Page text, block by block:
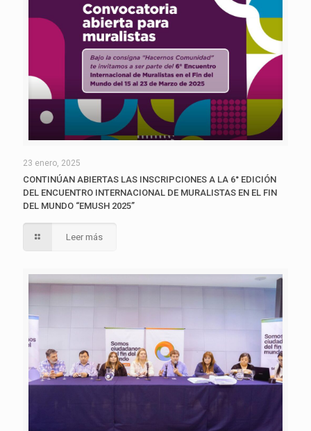
23 enero, 2025
CONTINÚAN ABIERTAS LAS INSCRIPCIONES A LA 6° EDICIÓN
DEL ENCUENTRO INTERNACIONAL DE MURALISTAS EN EL FIN
DEL MUNDO “EMUSH 2025”
Leer más